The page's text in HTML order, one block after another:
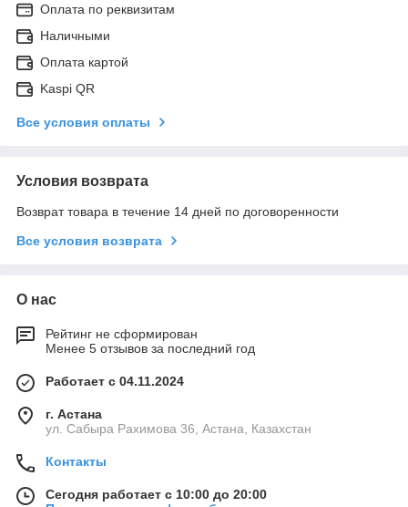
Оплата по реквизитам
Наличными
Оплата картой
Kaspi QR
Все условия оплаты
Условия возврата
Возврат товара в течение 14 дней по договоренности
Все условия возврата
О нас
Рейтинг не сформирован
Менее 5 отзывов за последний год
Работает с 04.11.2024
г. Астана
ул. Сабыра Рахимова 36, Астана, Казахстан
Контакты
Сегодня работает с 10:00 до 20:00